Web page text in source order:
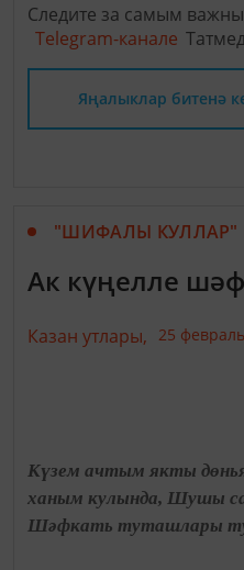
Следите за самым
Telegram-канале
Яңалыклар битенә
"ШИФАЛЫ КУЛЛАР"
Ак күңелле
Казан утлары, 25
Күзем ачтым якты
ханым кулында, Шушы
Шәфкать туташлары